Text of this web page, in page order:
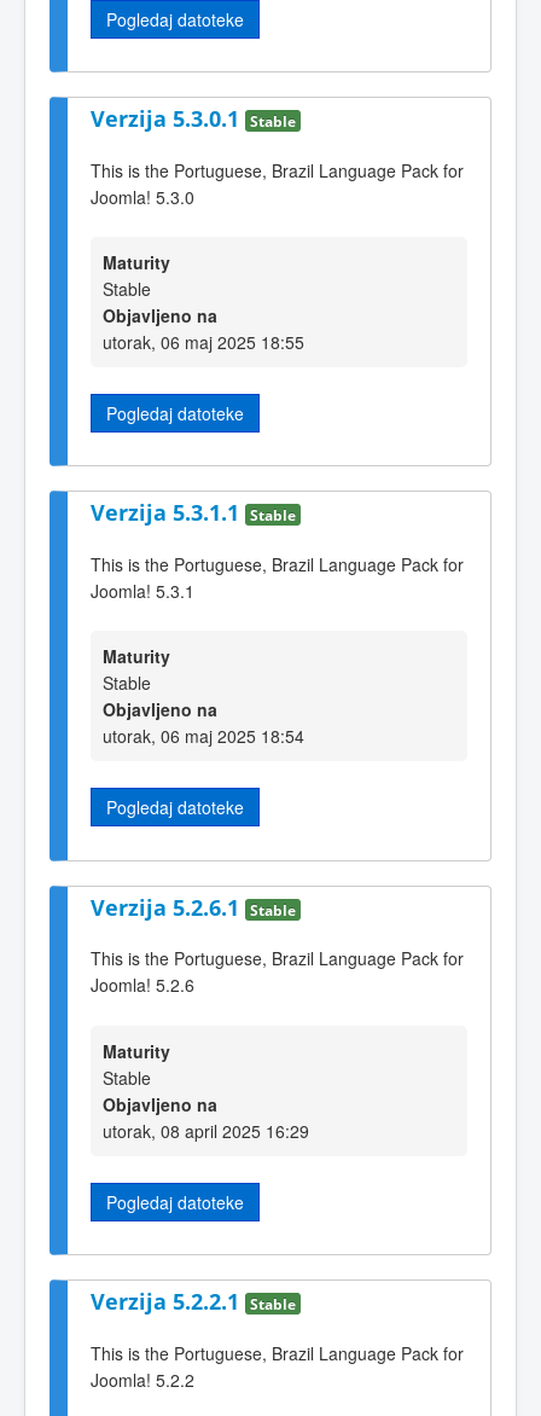
Pogledaj datoteke
Verzija 5.3.0.1 Stable
This is the Portuguese, Brazil Language Pack for
Joomla! 5.3.0
Maturity
Stable
Objavljeno na
utorak, 06 maj 2025 18:55
Pogledaj datoteke
Verzija 5.3.1.1 Stable
This is the Portuguese, Brazil Language Pack for
Joomla! 5.3.1
Maturity
Stable
Objavljeno na
utorak, 06 maj 2025 18:54
Pogledaj datoteke
Verzija 5.2.6.1 Stable
This is the Portuguese, Brazil Language Pack for
Joomla! 5.2.6
Maturity
Stable
Objavljeno na
utorak, 08 april 2025 16:29
Pogledaj datoteke
Verzija 5.2.2.1 Stable
This is the Portuguese, Brazil Language Pack for
Joomla! 5.2.2